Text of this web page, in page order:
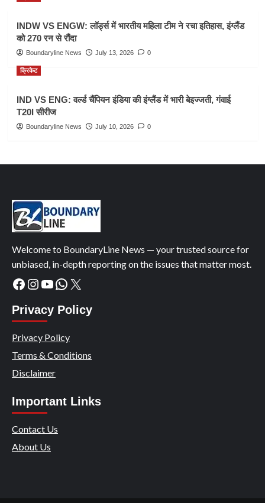
INDW VS ENGW: लॉर्ड्स में भारतीय महिला टीम ने रचा इतिहास, इंग्लैंड
को 270 रन से रौंदा
Boundaryline News July 13, 2026 0
क्रिकेट
IND VS ENG: वर्ल्ड चैंपियन इंडिया की इंग्लैंड में भारी बेइज्जती, गंवाई
T20I सीरीज
Boundaryline News July 10, 2026 0
Welcome to BoundaryLine News — your trusted source for
unbiased, in-depth reporting on the issues that matter most.
Facebook
Instagram
YouTube
WhatsApp
X
Privacy Policy
Privacy Policy
Terms & Conditions
Disclaimer
Important Links
Contact Us
About Us